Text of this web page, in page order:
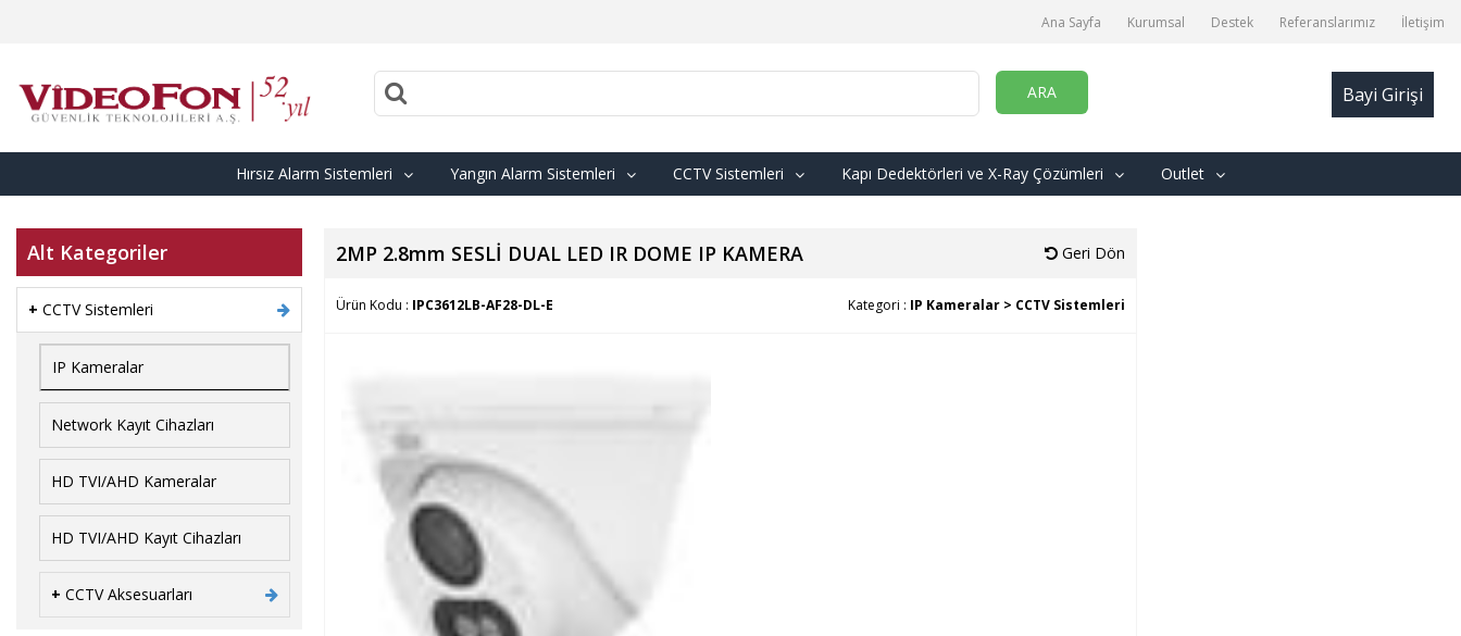
Ana Sayfa Kurumsal Destek Referanslarımız İletişim
ARA Bayi Girişi
Hırsız Alarm Sistemleri Yangın Alarm Sistemleri CCTV Sistemleri Kapı Dedektörleri ve X-Ray Çözümleri Outlet
Alt Kategoriler
+ CCTV Sistemleri
IP Kameralar
Network Kayıt Cihazları
HD TVI/AHD Kameralar
HD TVI/AHD Kayıt Cihazları
+ CCTV Aksesuarları
2MP 2.8mm SESLİ DUAL LED IR DOME IP KAMERA Geri Dön
Ürün Kodu : IPC3612LB-AF28-DL-E Kategori : IP Kameralar > CCTV Sistemleri